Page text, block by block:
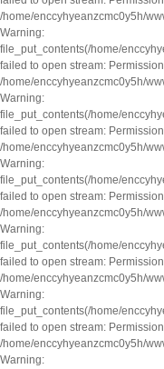
/home/enccyhyeanzcmc0y5h/
Warning:
file_put_contents(/home/
failed to open stream:
/home/enccyhyeanzcmc0y5h/
Warning:
file_put_contents(/home/
failed to open stream:
/home/enccyhyeanzcmc0y5h/
Warning:
file_put_contents(/home/
failed to open stream:
/home/enccyhyeanzcmc0y5h/
Warning:
file_put_contents(/home/
failed to open stream:
/home/enccyhyeanzcmc0y5h/
Warning:
file_put_contents(/home/
failed to open stream:
/home/enccyhyeanzcmc0y5h/
Warning: